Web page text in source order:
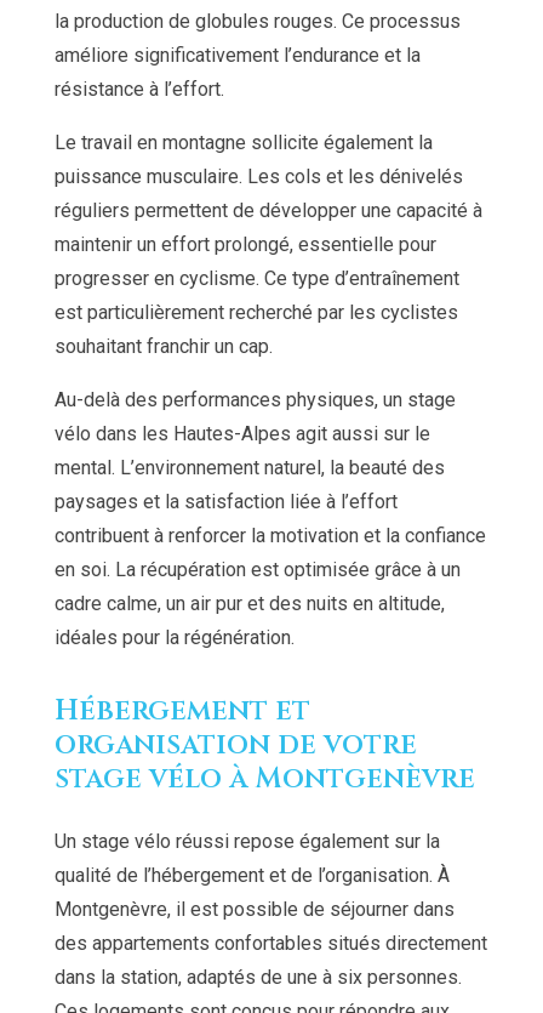
la production de globules rouges. Ce processus
améliore significativement l’endurance et la
résistance à l’effort.
Le travail en montagne sollicite également la
puissance musculaire. Les cols et les dénivelés
réguliers permettent de développer une capacité à
maintenir un effort prolongé, essentielle pour
progresser en cyclisme. Ce type d’entraînement
est particulièrement recherché par les cyclistes
souhaitant franchir un cap.
Au-delà des performances physiques, un stage
vélo dans les Hautes-Alpes agit aussi sur le
mental. L’environnement naturel, la beauté des
paysages et la satisfaction liée à l’effort
contribuent à renforcer la motivation et la confiance
en soi. La récupération est optimisée grâce à un
cadre calme, un air pur et des nuits en altitude,
idéales pour la régénération.
Hébergement et
organisation de votre
stage vélo à Montgenèvre
Un stage vélo réussi repose également sur la
qualité de l’hébergement et de l’organisation. À
Montgenèvre, il est possible de séjourner dans
des appartements confortables situés directement
dans la station, adaptés de une à six personnes.